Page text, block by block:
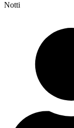
Notti